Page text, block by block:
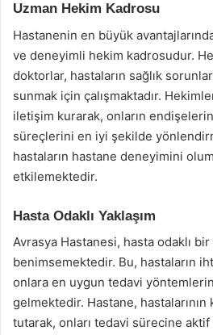
Uzman Hekim Kadrosu
Hastanenin en büyük
ve deneyimli hekim kadrosudur.
doktorlar, hastaların sağlık
sunmak için çalışmaktadır.
iletişim kurarak, onların
süreçlerini en iyi şekilde
hastaların hastane deneyimini
etkilemektedir.
Hasta Odaklı Yaklaşım
Avrasya Hastanesi, hasta odaklı bir
benimsemektedir. Bu, hastaların
onlara en uygun tedavi
gelmektedir. Hastane,
tutarak, onları tedavi sürecine